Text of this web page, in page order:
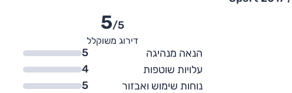
5/5
דירוג משוקלל
הנאה מנהיגה
5
עלויות שוטפות
4
נוחות שימוש ואבזור
5